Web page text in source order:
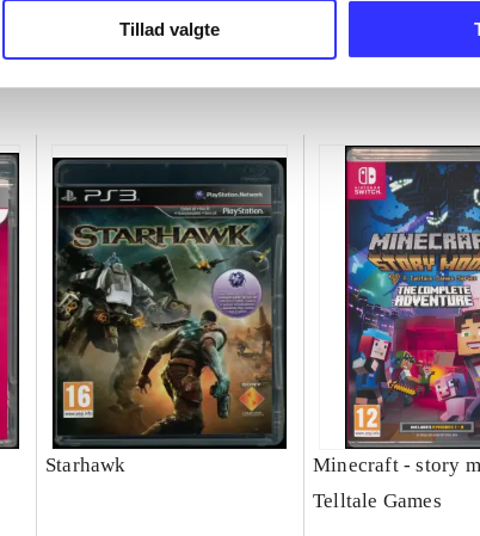
Tillad valgte
Starhawk
Minecraft - story
Telltale Games